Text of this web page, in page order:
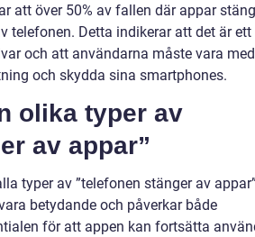
att över 50% av fallen där appar
telefonen. Detta indikerar att det är ett
och att användarna måste vara
och skydda sina smartphones.
olika typer av
av appar”
typer av ”telefonen stänger av
betydande och påverkar både
för att appen kan fortsätta